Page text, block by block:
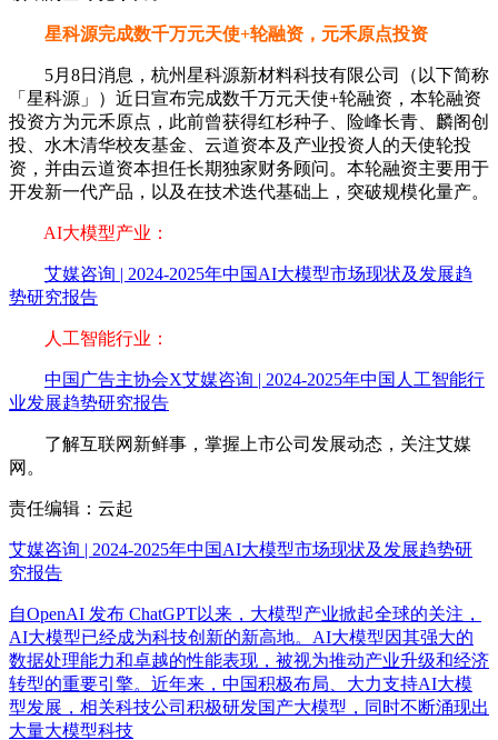
星科源完成数千万元天使+轮融资，元禾原点投资
5月8日消息，杭州星科源新材料科技有限公司（以下简称
「星科源」）近日宣布完成数千万元天使+轮融资，本轮融资
投资方为元禾原点，此前曾获得红杉种子、险峰长青、麟阁创
投、水木清华校友基金、云道资本及产业投资人的天使轮投
资，并由云道资本担任长期独家财务顾问。本轮融资主要用于
开发新一代产品，以及在技术迭代基础上，突破规模化量产。
AI大模型产业：
艾媒咨询 | 2024-2025年中国AI大模型市场现状及发展趋
势研究报告
人工智能行业：
中国广告主协会X艾媒咨询 | 2024-2025年中国人工智能行
业发展趋势研究报告
了解互联网新鲜事，掌握上市公司发展动态，关注艾媒
网。
责任编辑：云起
艾媒咨询 | 2024-2025年中国AI大模型市场现状及发展趋势研
究报告
自OpenAI 发布 ChatGPT以来，大模型产业掀起全球的关注，
AI大模型已经成为科技创新的新高地。AI大模型因其强大的
数据处理能力和卓越的性能表现，被视为推动产业升级和经济
转型的重要引擎。近年来，中国积极布局、大力支持AI大模
型发展，相关科技公司积极研发国产大模型，同时不断涌现出
大量大模型科技